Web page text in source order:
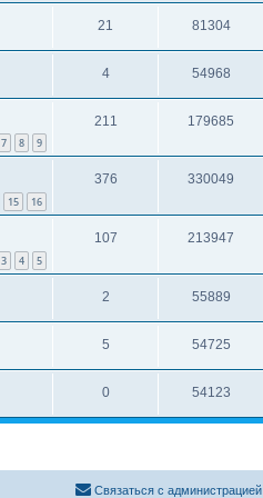
21 81304
4 54968
7 8 9
211 179685
15 16
376 330049
3 4 5
107 213947
2 55889
5 54725
0 54123
Связаться с администрацией